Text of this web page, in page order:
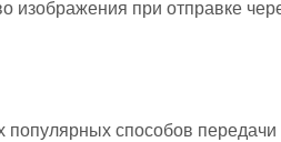
изображения при отправке
способов передачи